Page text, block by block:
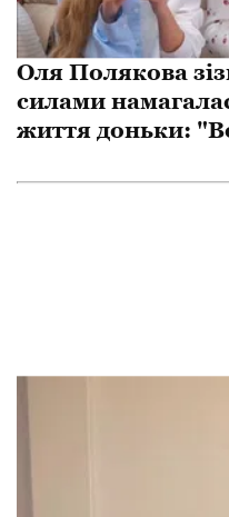
Оля Полякова
силами
життя доньки: